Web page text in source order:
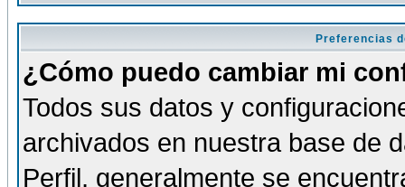
Preferencias
¿Cómo puedo cambiar mi
Todos sus datos y
archivados en nuestra base de
Perfil, generalmente se